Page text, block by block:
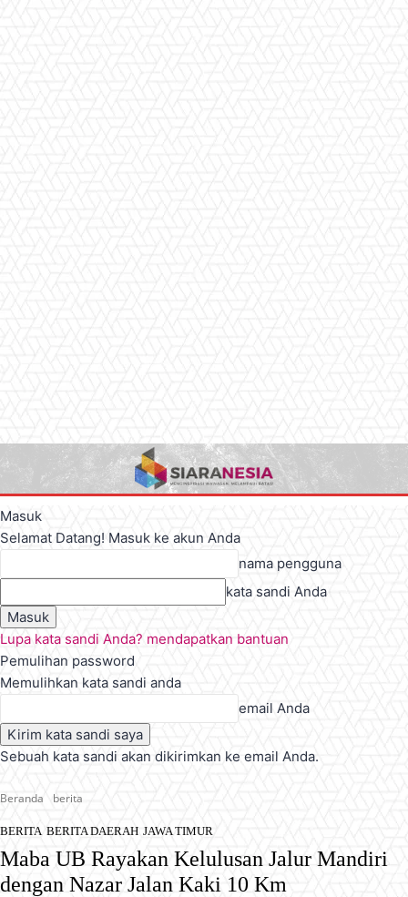
Masuk
Selamat Datang! Masuk ke akun Anda
nama pengguna
kata sandi Anda
Lupa kata sandi Anda? mendapatkan bantuan
Pemulihan password
Memulihkan kata sandi anda
email Anda
Sebuah kata sandi akan dikirimkan ke email Anda.
Beranda berita
BERITA BERITA DAERAH JAWA TIMUR
Maba UB Rayakan Kelulusan Jalur Mandiri
dengan Nazar Jalan Kaki 10 Km